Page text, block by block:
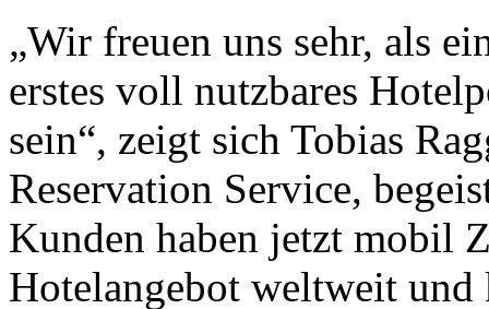
„Wir freuen uns sehr, als
erstes voll nutzbares
sein“, zeigt sich Tobias
Reservation Service,
Kunden haben jetzt mobil
Hotelangebot weltweit